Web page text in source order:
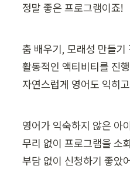
정말 좋은 프로그램이죠!
춤 배우기, 모래성 만들기
활동적인 액티비티를 진
자연스럽게 영어도 익히고
영어가 익숙하지 않은 아
무리 없이 프로그램을 소
부담 없이 신청하기 좋았